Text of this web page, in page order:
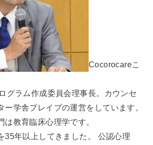
Cocorocareこ
グラム作成委員会理事長。カウンセ
ー学舎ブレイブの運営をしています。
は教育臨床心理学です。
35年以上してきました。 公認心理